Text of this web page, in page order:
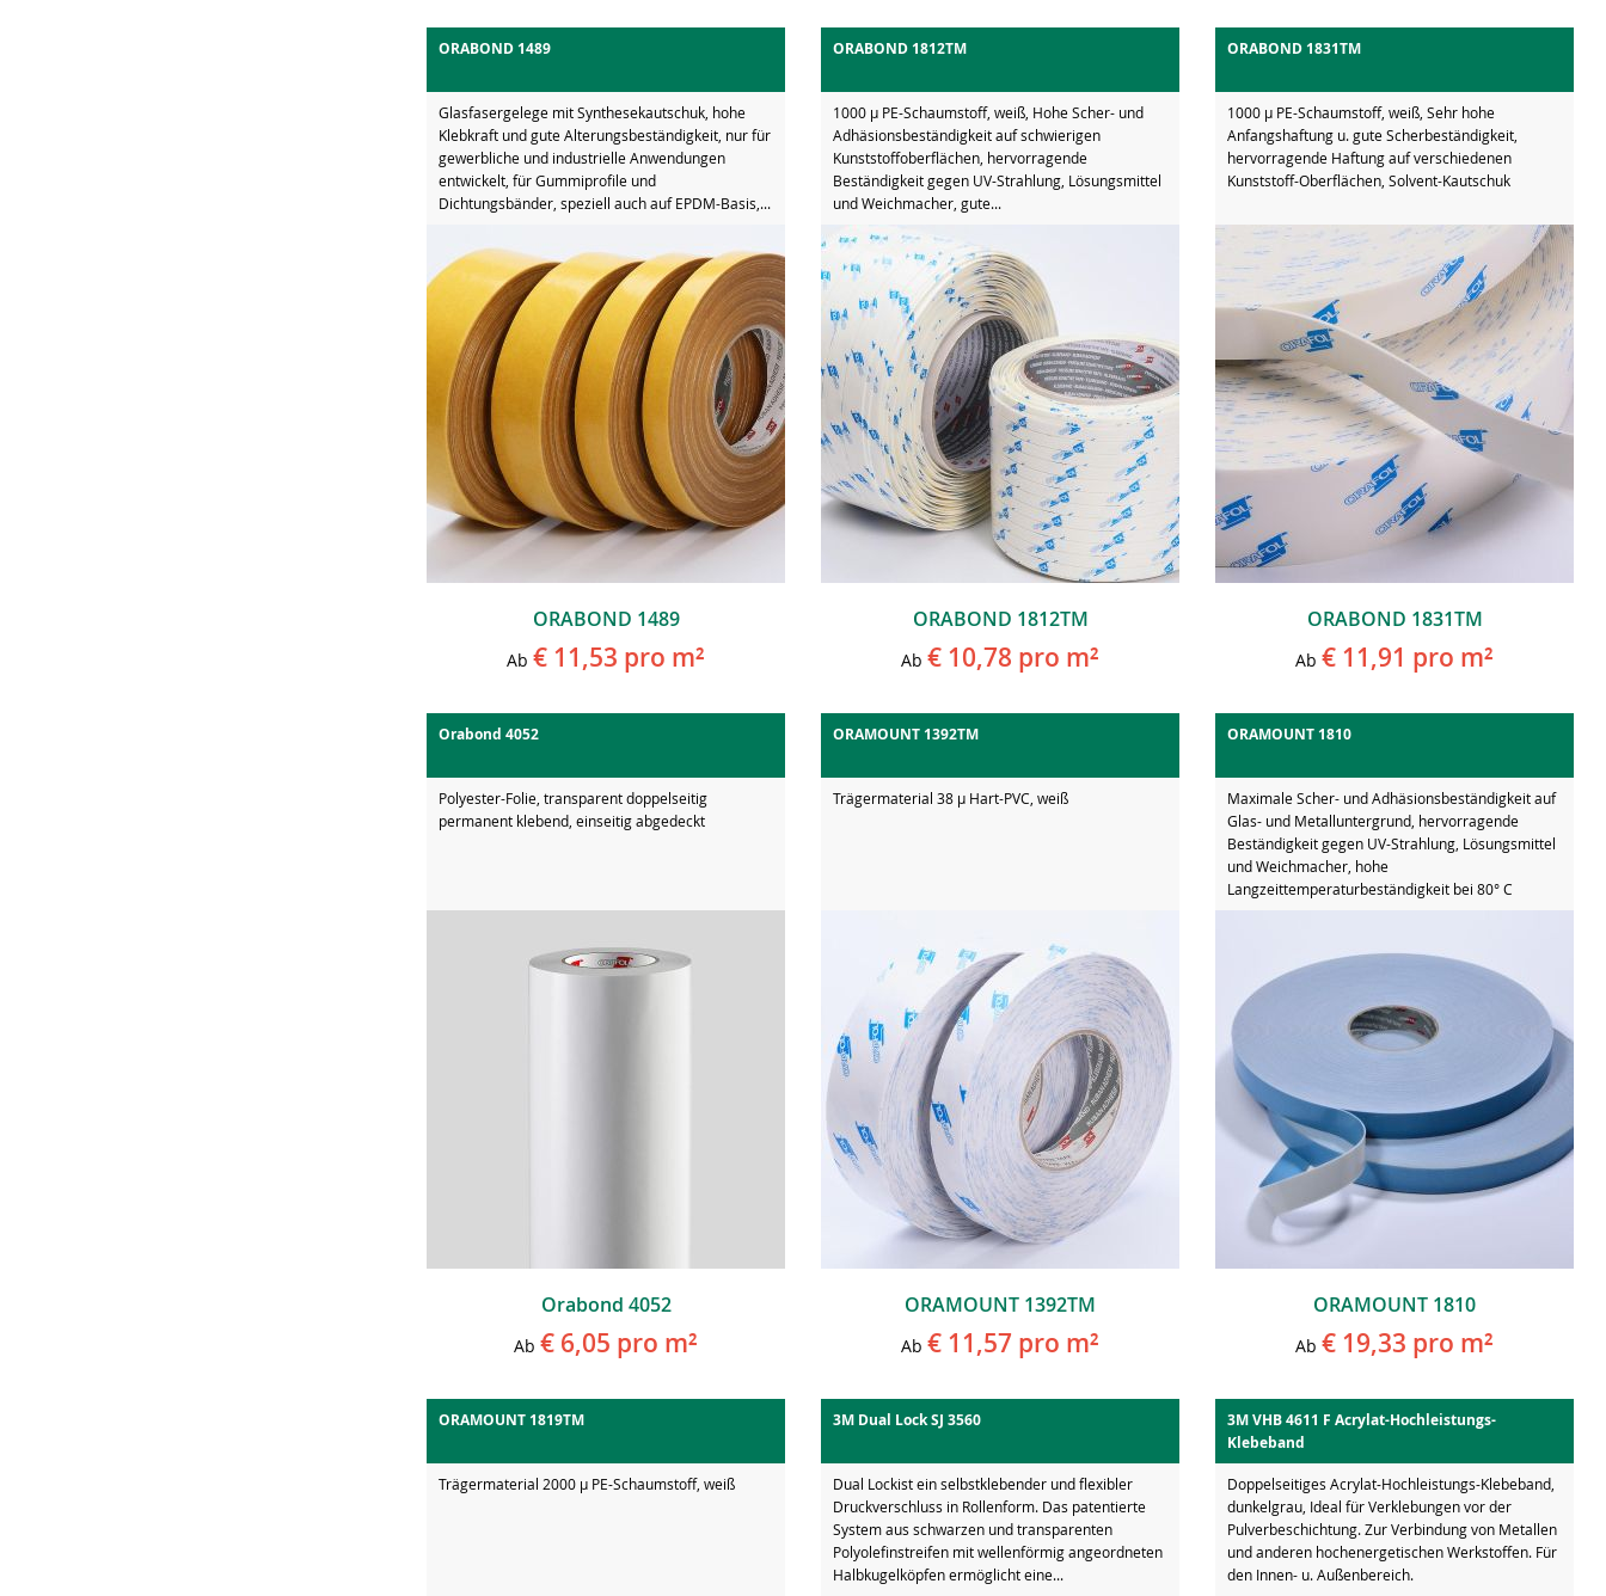
ORABOND 1489
Glasfasergelege mit Synthesekautschuk, hohe
Klebkraft und gute Alterungsbeständigkeit, nur für
gewerbliche und industrielle Anwendungen
entwickelt, für Gummiprofile und
Dichtungsbänder, speziell auch auf EPDM-Basis,...
ORABOND 1489
Ab € 11,53 pro m²
ORABOND 1812TM
1000 µ PE-Schaumstoff, weiß, Hohe Scher- und
Adhäsionsbeständigkeit auf schwierigen
Kunststoffoberflächen, hervorragende
Beständigkeit gegen UV-Strahlung, Lösungsmittel
und Weichmacher, gute...
ORABOND 1812TM
Ab € 10,78 pro m²
ORABOND 1831TM
1000 µ PE-Schaumstoff, weiß, Sehr hohe
Anfangshaftung u. gute Scherbeständigkeit,
hervorragende Haftung auf verschiedenen
Kunststoff-Oberflächen, Solvent-Kautschuk
ORABOND 1831TM
Ab € 11,91 pro m²
Orabond 4052
Polyester-Folie, transparent doppelseitig
permanent klebend, einseitig abgedeckt
Orabond 4052
Ab € 6,05 pro m²
ORAMOUNT 1392TM
Trägermaterial 38 µ Hart-PVC, weiß
ORAMOUNT 1392TM
Ab € 11,57 pro m²
ORAMOUNT 1810
Maximale Scher- und Adhäsionsbeständigkeit auf
Glas- und Metalluntergrund, hervorragende
Beständigkeit gegen UV-Strahlung, Lösungsmittel
und Weichmacher, hohe
Langzeittemperaturbeständigkeit bei 80° C
ORAMOUNT 1810
Ab € 19,33 pro m²
ORAMOUNT 1819TM
Trägermaterial 2000 µ PE-Schaumstoff, weiß
3M Dual Lock SJ 3560
Dual Lockist ein selbstklebender und flexibler
Druckverschluss in Rollenform. Das patentierte
System aus schwarzen und transparenten
Polyolefinstreifen mit wellenförmig angeordneten
Halbkugelköpfen ermöglicht eine...
3M VHB 4611 F Acrylat-Hochleistungs-
Klebeband
Doppelseitiges Acrylat-Hochleistungs-Klebeband,
dunkelgrau, Ideal für Verklebungen vor der
Pulverbeschichtung. Zur Verbindung von Metallen
und anderen hochenergetischen Werkstoffen. Für
den Innen- u. Außenbereich.